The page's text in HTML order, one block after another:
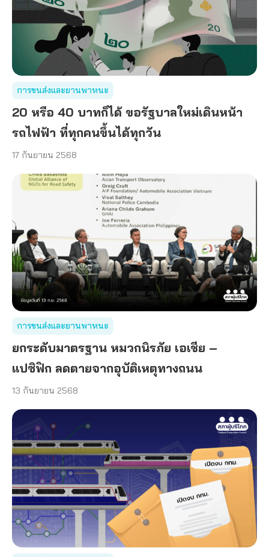
การขนส่งและยานพาหนะ
20 หรือ 40 บาทก็ได้ ขอรัฐบาลใหม่เดินหน้า
รถไฟฟ้า ที่ทุกคนขึ้นได้ทุกวัน
17 กันยายน 2568
การขนส่งและยานพาหนะ
ยกระดับมาตรฐาน หมวกนิรภัย เอเชีย –
แปซิฟิก ลดตายจากอุบัติเหตุทางถนน
13 กันยายน 2568